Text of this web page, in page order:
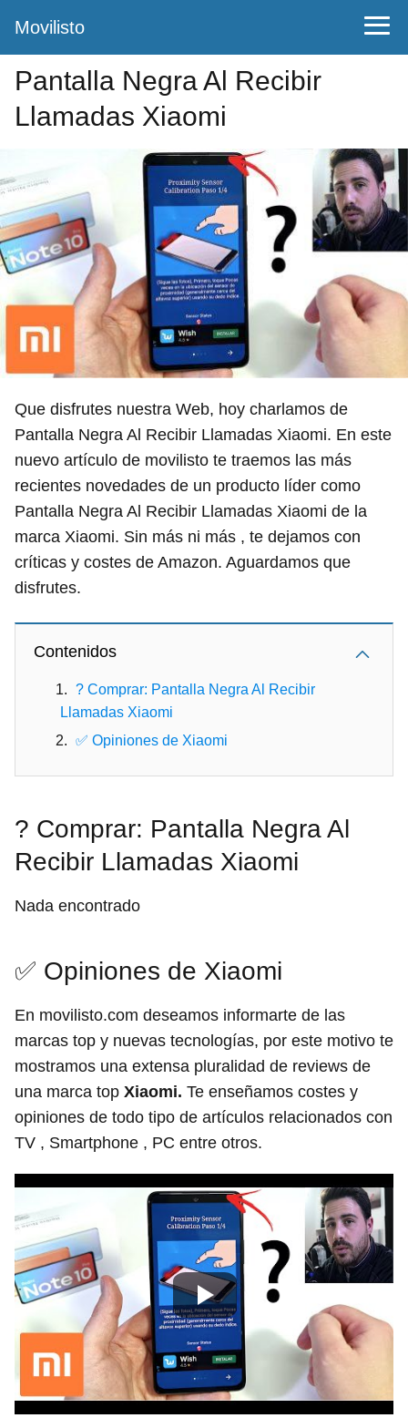
Movilisto
Pantalla Negra Al Recibir
Llamadas Xiaomi
Que disfrutes nuestra Web, hoy charlamos de
Pantalla Negra Al Recibir Llamadas Xiaomi. En este
nuevo artículo de movilisto te traemos las más
recientes novedades de un producto líder como
Pantalla Negra Al Recibir Llamadas Xiaomi de la
marca Xiaomi. Sin más ni más , te dejamos con
críticas y costes de Amazon. Aguardamos que
disfrutes.
Contenidos
? Comprar: Pantalla Negra Al Recibir
Llamadas Xiaomi
✅ Opiniones de Xiaomi
? Comprar: Pantalla Negra Al
Recibir Llamadas Xiaomi
Nada encontrado
✅ Opiniones de Xiaomi
En movilisto.com deseamos informarte de las
marcas top y nuevas tecnologías, por este motivo te
mostramos una extensa pluralidad de reviews de
una marca top Xiaomi. Te enseñamos costes y
opiniones de todo tipo de artículos relacionados con
TV , Smartphone , PC entre otros.